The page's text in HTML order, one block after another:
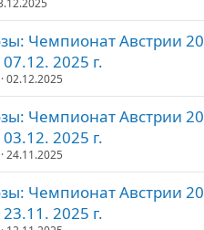
Чемпионат Австрии
2025 г.
02.12.2025
Чемпионат Австрии
2025 г.
24.11.2025
Чемпионат Австрии
2025 г.